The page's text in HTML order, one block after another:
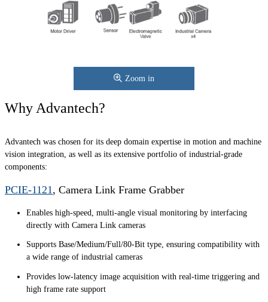
Zoom in
Why Advantech?
Advantech was chosen for its deep domain expertise in motion and machine
vision integration, as well as its extensive portfolio of industrial-grade
components:
PCIE-1121, Camera Link Frame Grabber
Enables high-speed, multi-angle visual monitoring by interfacing
directly with Camera Link cameras
Supports Base/Medium/Full/80-Bit type, ensuring compatibility with
a wide range of industrial cameras
Provides low-latency image acquisition with real-time triggering and
high frame rate support